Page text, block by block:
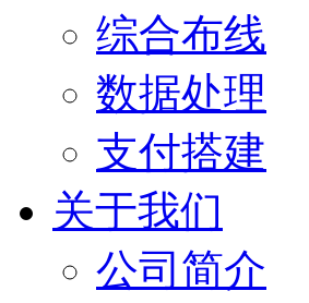
综合布线
数据处理
支付搭建
关于我们
公司简介